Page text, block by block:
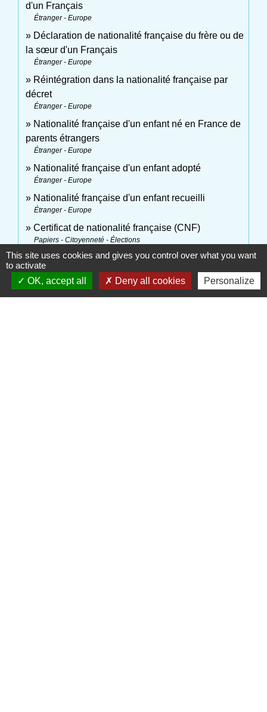
d'un Français
Étranger - Europe
Déclaration de nationalité française du frère ou de
la sœur d'un Français
Étranger - Europe
Réintégration dans la nationalité française par
décret
Étranger - Europe
Nationalité française d'un enfant né en France de
parents étrangers
Étranger - Europe
Nationalité française d'un enfant adopté
Étranger - Europe
Nationalité française d'un enfant recueilli
Étranger - Europe
Certificat de nationalité française (CNF)
Papiers - Citoyenneté - Élections
Pour en savoir plus
This site uses cookies and gives you control over what you want
to activate
OK, accept all
Deny all cookies Personalize